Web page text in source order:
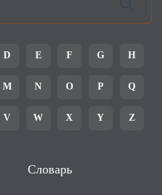
D E F G H
M N O P Q
V W X Y Z
Словарь